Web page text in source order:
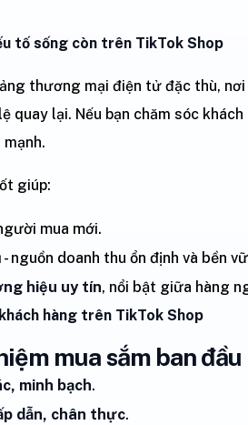
tố sống còn trên TikTok Shop
thương mại điện tử đặc thù, nơi
quay lại. Nếu bạn chăm sóc
giúp:
mua mới.
- nguồn doanh thu ổn định và bền
hiệu uy tín, nổi bật giữa hàng
hàng trên TikTok Shop
mua sắm ban đầu
minh bạch.
dẫn, chân thực.